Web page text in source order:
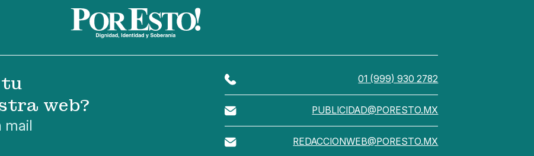
web?
mail
01 (999) 930 2782
PUBLICIDAD@PORESTO.MX
REDACCIONWEB@PORESTO.MX